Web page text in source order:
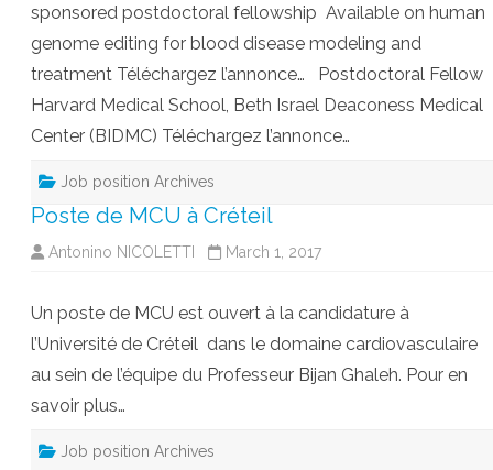
sponsored postdoctoral fellowship Available on human
genome editing for blood disease modeling and
treatment Téléchargez l’annonce… Postdoctoral Fellow
Harvard Medical School, Beth Israel Deaconess Medical
Center (BIDMC) Téléchargez l’annonce…
Job position Archives
Poste de MCU à Créteil
Antonino NICOLETTI March 1, 2017
Un poste de MCU est ouvert à la candidature à
l’Université de Créteil dans le domaine cardiovasculaire
au sein de l’équipe du Professeur Bijan Ghaleh. Pour en
savoir plus…
Job position Archives